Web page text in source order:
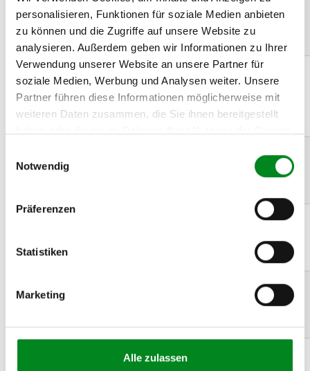
personalisieren, Funktionen für soziale Medien anbieten
zu können und die Zugriffe auf unsere Website zu
analysieren. Außerdem geben wir Informationen zu Ihrer
Verwendung unserer Website an unsere Partner für
soziale Medien, Werbung und Analysen weiter. Unsere
Partner führen diese Informationen möglicherweise mit
weiteren Daten zusammen, die Sie ihnen bereitgestellt
Notwendig
Präferenzen
Statistiken
Marketing
Alle zulassen
QASHQAI /
QASHQAI +2 I
(J10, JJ10) 2.0
NISSAN
QASHQAI /
QASHQAI +2 I
(J10, JJ10) 2.0
02.2007 12.2013 104 141 1997
QASHQAI /
NISSAN
(J10, JJ10) 1.5 dCi
1461
QASHQAI /
(J10, JJ10) 1.5 dCi
1461